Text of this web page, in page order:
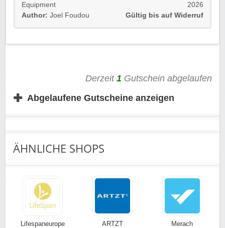
Trainingszubehör.
🥊 Zugang zu besonderen Aktionen & Vorteilen
➡️ Einfach unserem Link folgen und kräftig profitieren!
Equipment
Author: Joel Foudou
2026
Gültig bis auf Widerruf
Derzeit 1 Gutschein abgelaufen
✚ Abgelaufene Gutscheine anzeigen
ÄHNLICHE SHOPS
Lifespaneurope ARTZT Merach